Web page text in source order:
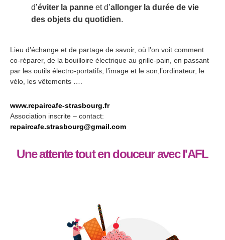
d’éviter la panne et d’allonger la durée de vie
des objets du quotidien.
Lieu d’échange et de partage de savoir, où l’on voit comment
co-réparer, de la bouilloire électrique au grille-pain, en passant
par les outils électro-portatifs, l’image et le son,l’ordinateur, le
vélo, les vêtements ….
www.repaircafe-strasbourg.fr
Association inscrite – contact:
repaircafe.strasbourg@gmail.com
Une attente tout en douceur avec l'AFL